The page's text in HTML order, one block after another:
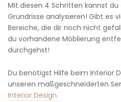
Mit diesen 4 Schritten kannst
Grundrisse analysieren! Gibt es
Bereiche, die dir noch nicht
du vorhandene Möblierung
durchgehst!
Du benötigst Hilfe beim Interior
unseren maßgeschneiderten
Interior Design.